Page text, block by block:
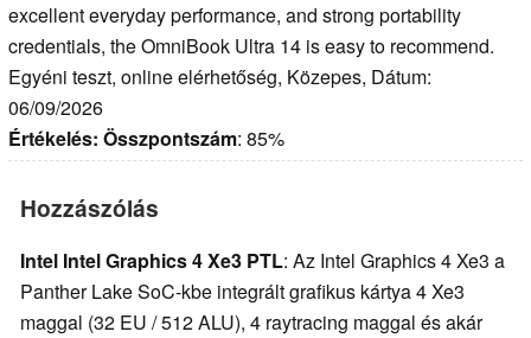
excellent everyday performance, and strong portability
credentials, the OmniBook Ultra 14 is easy to recommend.
Egyéni teszt, online elérhetőség, Közepes, Dátum:
06/09/2026
Értékelés: Összpontszám: 85%
Hozzászólás
Intel Intel Graphics 4 Xe3 PTL: Az Intel Graphics 4 Xe3 a
Panther Lake SoC-kbe integrált grafikus kártya 4 Xe3
maggal (32 EU / 512 ALU), 4 raytracing maggal és akár